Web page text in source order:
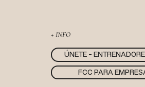
ÚNETE -
+ INFO
FCC PARA